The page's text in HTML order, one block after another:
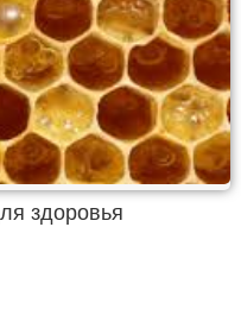
здоровья